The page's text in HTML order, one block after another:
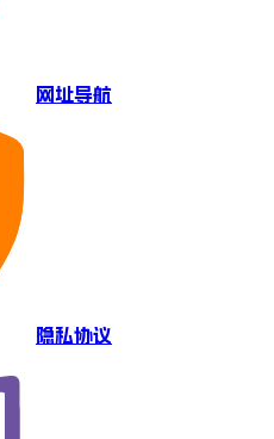
网址导航
隐私协议